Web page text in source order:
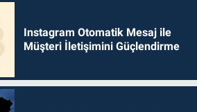
Instagram Otomatik Mesaj ile
Müşteri İletişimini Güçlendirme